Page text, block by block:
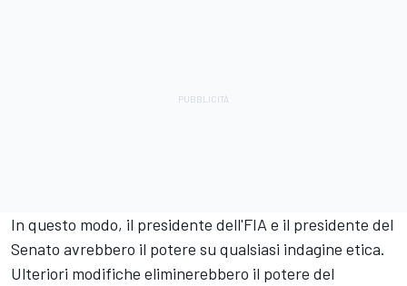
In questo modo, il presidente dell'FIA e il presidente del
Senato avrebbero il potere su qualsiasi indagine etica.
Ulteriori modifiche eliminerebbero il potere del